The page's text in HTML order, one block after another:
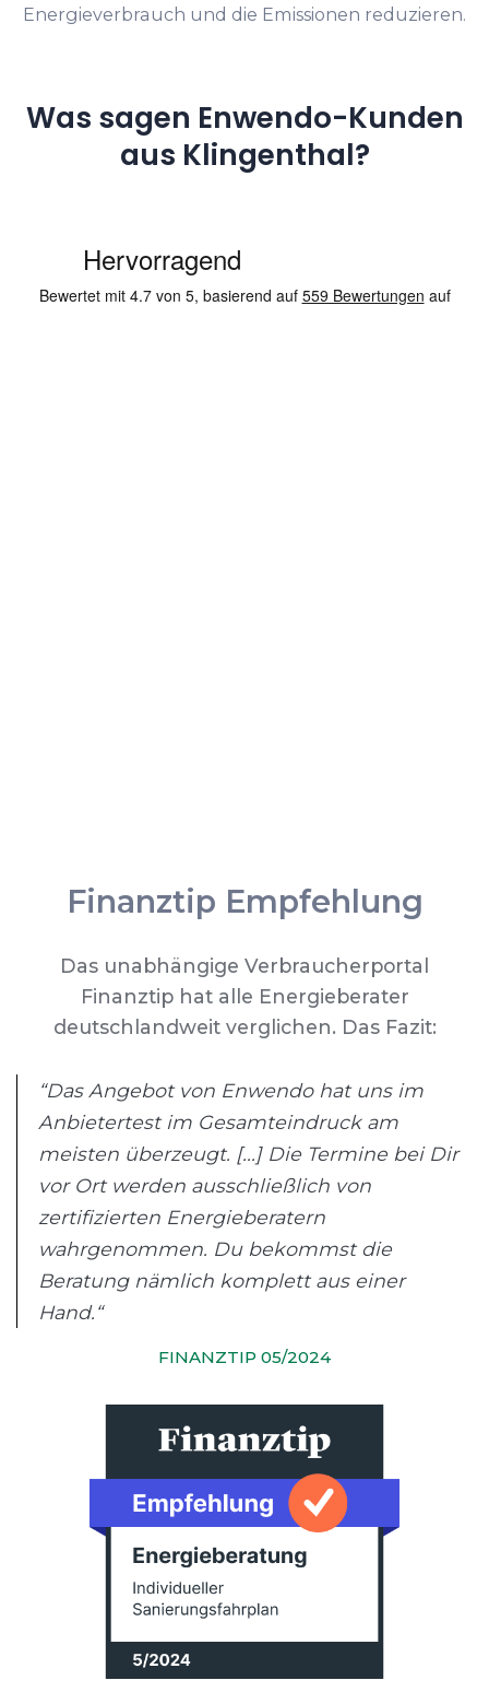
Energieverbrauch und die Emissionen reduzieren.
Was sagen Enwendo-Kunden
aus Klingenthal?
Finanztip Empfehlung
Das unabhängige Verbraucherportal
Finanztip hat alle Energieberater
deutschlandweit verglichen. Das Fazit:
“Das Angebot von Enwendo hat uns im
Anbietertest im Gesamteindruck am
meisten überzeugt. [...] Die Termine bei Dir
vor Ort werden ausschließlich von
zertifizierten Energieberatern
wahrgenommen. Du bekommst die
Beratung nämlich komplett aus einer
Hand.“
FINANZTIP 05/2024